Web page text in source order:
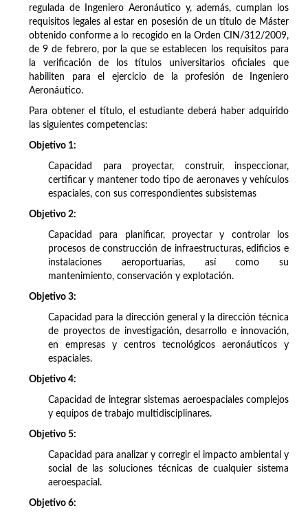
regulada de Ingeniero Aeronáutico y, además, cumplan los
requisitos legales al estar en posesión de un título de Máster
obtenido conforme a lo recogido en la Orden CIN/312/2009,
de 9 de febrero, por la que se establecen los requisitos para
la verificación de los títulos universitarios oficiales que
habiliten para el ejercicio de la profesión de Ingeniero
Aeronáutico.
Para obtener el título, el estudiante deberá haber adquirido
las siguientes competencias:
Objetivo 1:
Capacidad para proyectar, construir, inspeccionar,
certificar y mantener todo tipo de aeronaves y vehículos
espaciales, con sus correspondientes subsistemas
Objetivo 2:
Capacidad para planificar, proyectar y controlar los
procesos de construcción de infraestructuras, edificios e
instalaciones aeroportuarias, así como su
mantenimiento, conservación y explotación.
Objetivo 3:
Capacidad para la dirección general y la dirección técnica
de proyectos de investigación, desarrollo e innovación,
en empresas y centros tecnológicos aeronáuticos y
espaciales.
Objetivo 4:
Capacidad de integrar sistemas aeroespaciales complejos
y equipos de trabajo multidisciplinares.
Objetivo 5:
Capacidad para analizar y corregir el impacto ambiental y
social de las soluciones técnicas de cualquier sistema
aeroespacial.
Objetivo 6: